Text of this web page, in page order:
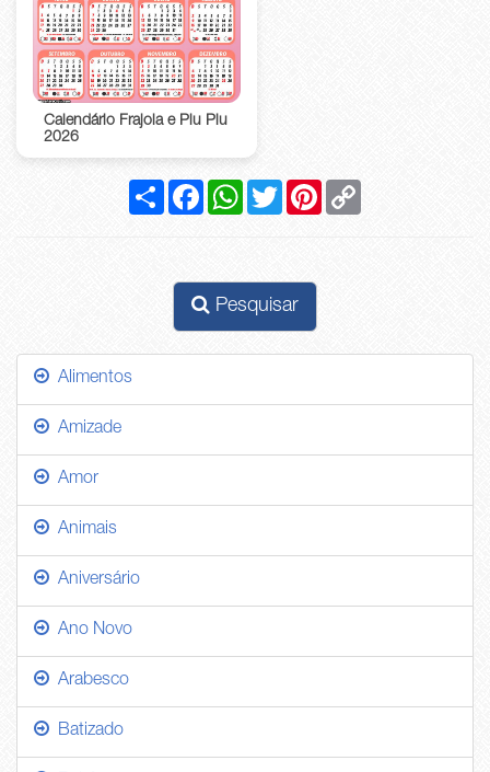
Calendário Frajola e Piu Piu
2026
CompartilharFacebookWhatsApp
Twitter Pinterest
Pesquisar
Alimentos
Amizade
Amor
Animais
Aniversário
Ano Novo
Arabesco
Batizado